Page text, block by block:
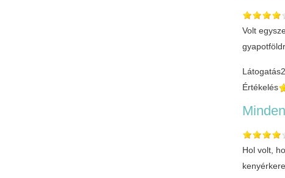
Volt
Látogatás
Értékelés
Hol volt,